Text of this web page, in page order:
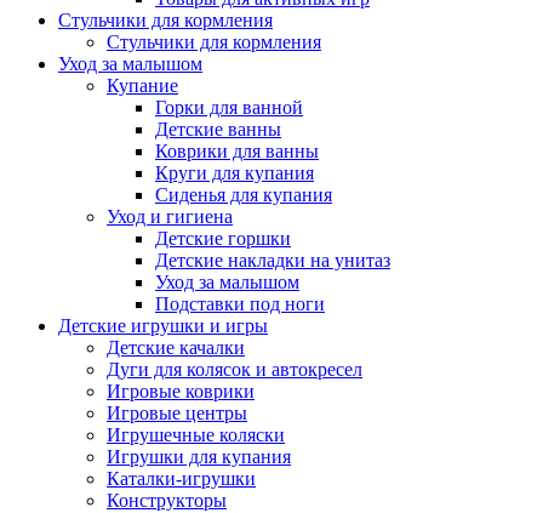
Стульчики для кормления
Стульчики для кормления
Уход за малышом
Купание
Горки для ванной
Детские ванны
Коврики для ванны
Круги для купания
Сиденья для купания
Уход и гигиена
Детские горшки
Детские накладки на унитаз
Уход за малышом
Подставки под ноги
Детские игрушки и игры
Детские качалки
Дуги для колясок и автокресел
Игровые коврики
Игровые центры
Игрушечные коляски
Игрушки для купания
Каталки-игрушки
Конструкторы